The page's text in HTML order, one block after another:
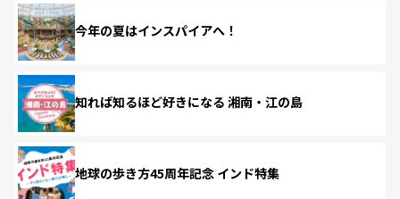
今年の夏はインスパイアへ！
知れば知るほど好きになる 湘南・江の島
地球の歩き方45周年記念 インド特集